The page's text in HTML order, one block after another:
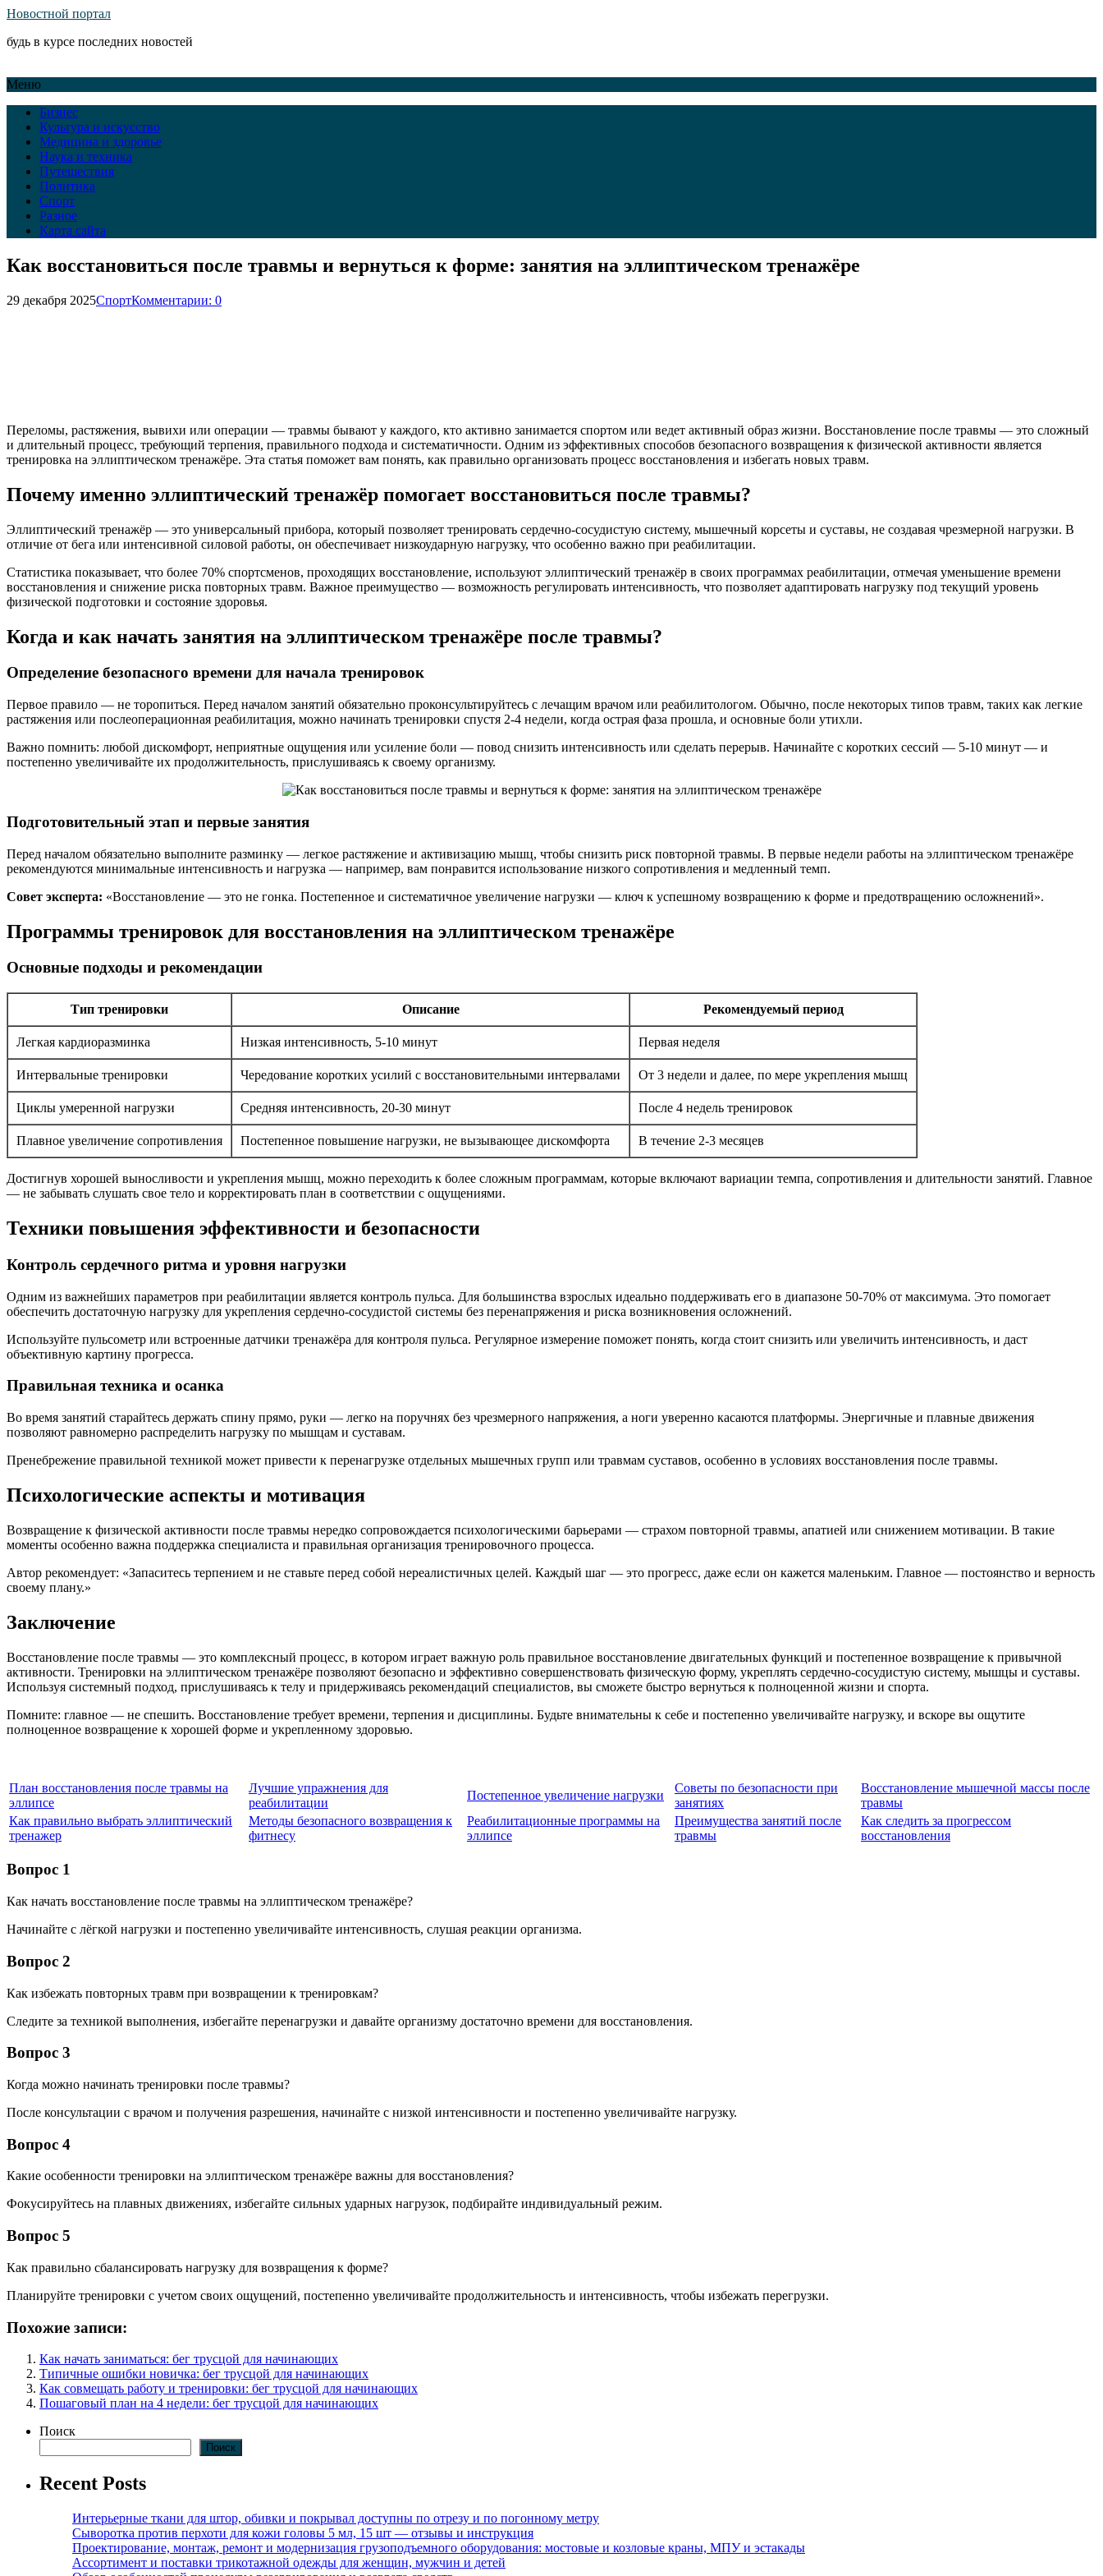
Новостной портал
будь в курсе последних новостей
Меню
Бизнес
Культура и искусство
Медицина и здоровье
Наука и техника
Путешествия
Политика
Спорт
Разное
Карта сайта
Как восстановиться после травмы и вернуться к форме: занятия на эллиптическом тренажёре
29 декабря 2025СпортКомментарии: 0
Переломы, растяжения, вывихи или операции — травмы бывают у каждого, кто активно занимается спортом или ведет активный образ жизни. Восстановление после травмы — это сложный
и длительный процесс, требующий терпения, правильного подхода и систематичности. Одним из эффективных способов безопасного возвращения к физической активности является
тренировка на эллиптическом тренажёре. Эта статья поможет вам понять, как правильно организовать процесс восстановления и избегать новых травм.
Почему именно эллиптический тренажёр помогает восстановиться после травмы?
Эллиптический тренажёр — это универсальный прибора, который позволяет тренировать сердечно-сосудистую систему, мышечный корсеты и суставы, не создавая чрезмерной нагрузки. В
отличие от бега или интенсивной силовой работы, он обеспечивает низкоударную нагрузку, что особенно важно при реабилитации.
Статистика показывает, что более 70% спортсменов, проходящих восстановление, используют эллиптический тренажёр в своих программах реабилитации, отмечая уменьшение времени
восстановления и снижение риска повторных травм. Важное преимущество — возможность регулировать интенсивность, что позволяет адаптировать нагрузку под текущий уровень
физической подготовки и состояние здоровья.
Когда и как начать занятия на эллиптическом тренажёре после травмы?
Определение безопасного времени для начала тренировок
Первое правило — не торопиться. Перед началом занятий обязательно проконсультируйтесь с лечащим врачом или реабилитологом. Обычно, после некоторых типов травм, таких как легкие
растяжения или послеоперационная реабилитация, можно начинать тренировки спустя 2-4 недели, когда острая фаза прошла, и основные боли утихли.
Важно помнить: любой дискомфорт, неприятные ощущения или усиление боли — повод снизить интенсивность или сделать перерыв. Начинайте с коротких сессий — 5-10 минут — и
постепенно увеличивайте их продолжительность, прислушиваясь к своему организму.
Подготовительный этап и первые занятия
Перед началом обязательно выполните разминку — легкое растяжение и активизацию мышц, чтобы снизить риск повторной травмы. В первые недели работы на эллиптическом тренажёре
рекомендуются минимальные интенсивность и нагрузка — например, вам понравится использование низкого сопротивления и медленный темп.
Совет эксперта: «Восстановление — это не гонка. Постепенное и систематичное увеличение нагрузки — ключ к успешному возвращению к форме и предотвращению осложнений».
Программы тренировок для восстановления на эллиптическом тренажёре
Основные подходы и рекомендации
Тип тренировки Описание Рекомендуемый период
Легкая кардиоразминка Низкая интенсивность, 5-10 минут Первая неделя
Интервальные тренировки Чередование коротких усилий с восстановительными интервалами От 3 недели и далее, по мере укрепления мышц
Циклы умеренной нагрузки Средняя интенсивность, 20-30 минут После 4 недель тренировок
Плавное увеличение сопротивления Постепенное повышение нагрузки, не вызывающее дискомфорта В течение 2-3 месяцев
Достигнув хорошей выносливости и укрепления мышц, можно переходить к более сложным программам, которые включают вариации темпа, сопротивления и длительности занятий. Главное
— не забывать слушать свое тело и корректировать план в соответствии с ощущениями.
Техники повышения эффективности и безопасности
Контроль сердечного ритма и уровня нагрузки
Одним из важнейших параметров при реабилитации является контроль пульса. Для большинства взрослых идеально поддерживать его в диапазоне 50-70% от максимума. Это помогает
обеспечить достаточную нагрузку для укрепления сердечно-сосудистой системы без перенапряжения и риска возникновения осложнений.
Используйте пульсометр или встроенные датчики тренажёра для контроля пульса. Регулярное измерение поможет понять, когда стоит снизить или увеличить интенсивность, и даст
объективную картину прогресса.
Правильная техника и осанка
Во время занятий старайтесь держать спину прямо, руки — легко на поручнях без чрезмерного напряжения, а ноги уверенно касаются платформы. Энергичные и плавные движения
позволяют равномерно распределить нагрузку по мышцам и суставам.
Пренебрежение правильной техникой может привести к перенагрузке отдельных мышечных групп или травмам суставов, особенно в условиях восстановления после травмы.
Психологические аспекты и мотивация
Возвращение к физической активности после травмы нередко сопровождается психологическими барьерами — страхом повторной травмы, апатией или снижением мотивации. В такие
моменты особенно важна поддержка специалиста и правильная организация тренировочного процесса.
Автор рекомендует: «Запаситесь терпением и не ставьте перед собой нереалистичных целей. Каждый шаг — это прогресс, даже если он кажется маленьким. Главное — постоянство и верность
своему плану.»
Заключение
Восстановление после травмы — это комплексный процесс, в котором играет важную роль правильное восстановление двигательных функций и постепенное возвращение к привычной
активности. Тренировки на эллиптическом тренажёре позволяют безопасно и эффективно совершенствовать физическую форму, укреплять сердечно-сосудистую систему, мышцы и суставы.
Используя системный подход, прислушиваясь к телу и придерживаясь рекомендаций специалистов, вы сможете быстро вернуться к полноценной жизни и спорта.
Помните: главное — не спешить. Восстановление требует времени, терпения и дисциплины. Будьте внимательны к себе и постепенно увеличивайте нагрузку, и вскоре вы ощутите
полноценное возвращение к хорошей форме и укрепленному здоровью.
План восстановления после травмы на
эллипсе
Лучшие упражнения для
реабилитации
Постепенное увеличение нагрузки
Советы по безопасности при
занятиях
Восстановление мышечной массы после
травмы
Как правильно выбрать эллиптический
тренажер
Методы безопасного возвращения к
фитнесу
Реабилитационные программы на
эллипсе
Преимущества занятий после
травмы
Как следить за прогрессом
восстановления
Вопрос 1
Как начать восстановление после травмы на эллиптическом тренажёре?
Начинайте с лёгкой нагрузки и постепенно увеличивайте интенсивность, слушая реакции организма.
Вопрос 2
Как избежать повторных травм при возвращении к тренировкам?
Следите за техникой выполнения, избегайте перенагрузки и давайте организму достаточно времени для восстановления.
Вопрос 3
Когда можно начинать тренировки после травмы?
После консультации с врачом и получения разрешения, начинайте с низкой интенсивности и постепенно увеличивайте нагрузку.
Вопрос 4
Какие особенности тренировки на эллиптическом тренажёре важны для восстановления?
Фокусируйтесь на плавных движениях, избегайте сильных ударных нагрузок, подбирайте индивидуальный режим.
Вопрос 5
Как правильно сбалансировать нагрузку для возвращения к форме?
Планируйте тренировки с учетом своих ощущений, постепенно увеличивайте продолжительность и интенсивность, чтобы избежать перегрузки.
Похожие записи:
Как начать заниматься: бег трусцой для начинающих
Типичные ошибки новичка: бег трусцой для начинающих
Как совмещать работу и тренировки: бег трусцой для начинающих
Пошаговый план на 4 недели: бег трусцой для начинающих
Поиск
Поиск
Recent Posts
Интерьерные ткани для штор, обивки и покрывал доступны по отрезу и по погонному метру
Сыворотка против перхоти для кожи головы 5 мл, 15 шт — отзывы и инструкция
Проектирование, монтаж, ремонт и модернизация грузоподъемного оборудования: мостовые и козловые краны, МПУ и эстакады
Ассортимент и поставки трикотажной одежды для женщин, мужчин и детей